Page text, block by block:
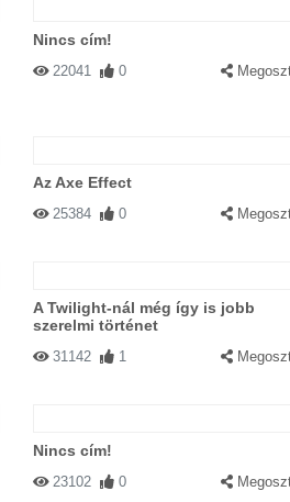
Nincs cím!
22041 0
Az Axe Effect
25384 0
A Twilight-nál még így is jobb
szerelmi történet
31142 1
Nincs cím!
23102 0